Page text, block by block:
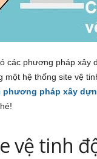
các phương pháp
hệ thống site vệ
phương pháp xây
vệ tinh